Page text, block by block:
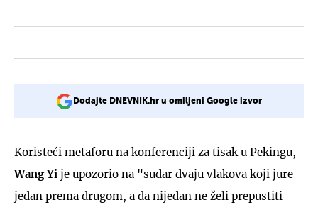
Dodajte DNEVNIK.hr u omiljeni Google izvor
Koristeći metaforu na konferenciji za tisak u Pekingu,
Wang Yi je upozorio na "sudar dvaju vlakova koji jure
jedan prema drugom, a da nijedan ne želi prepustiti